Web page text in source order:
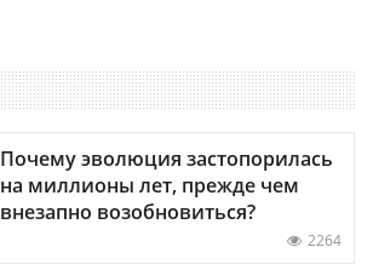
Почему эволюция застопорилась
на миллионы лет, прежде чем
внезапно возобновиться?
2264